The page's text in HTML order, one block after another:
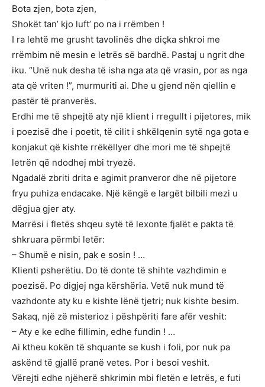
Bota zjen, bota zjen,
Shokët tan’ kjo luft’ po na i rrëmben !
I ra lehtë me grusht tavolinës dhe diçka shkroi me
rrëmbim në mesin e letrës së bardhë. Pastaj u ngrit dhe
iku. “Unë nuk desha të isha nga ata që vrasin, por as nga
ata që vriten !”, murmuriti ai. Dhe u gjend nën qiellin e
pastër të pranverës.
Erdhi me të shpejtë aty një klient i rregullt i pijetores, mik
i poezisë dhe i poetit, të cilit i shkëlqenin sytë nga gota e
konjakut që kishte rrëkëllyer dhe mori me të shpejtë
letrën që ndodhej mbi tryezë.
Ngadalë zbriti drita e agimit pranveror dhe në pijetore
fryu puhiza endacake. Një këngë e largët bilbili mezi u
dëgjua gjer aty.
Marrësi i fletës shqeu sytë të lexonte fjalët e pakta të
shkruara përmbi letër:
– Shumë e nisin, pak e sosin ! …
Klienti psherëtiu. Do të donte të shihte vazhdimin e
poezisë. Po digjej nga kërshëria. Vetë nuk mund të
vazhdonte aty ku e kishte lënë tjetri; nuk kishte besim.
Sakaq, një zë misterioz i pëshpëriti fare afër veshit:
– Aty e ke edhe fillimin, edhe fundin ! …
Ai ktheu kokën të shquante se kush i foli, por nuk pa
askënd të gjallë pranë vetes. Por i besoi veshit.
Vërejti edhe njëherë shkrimin mbi fletën e letrës, e futi